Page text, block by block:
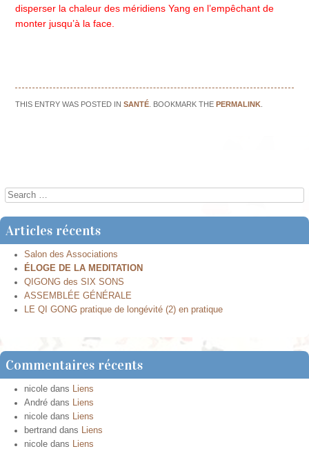
disperser la chaleur des méridiens Yang en l’empêchant de
monter jusqu’à la face.
THIS ENTRY WAS POSTED INSANTÉ . BOOKMARK THEPERMALINK
Post navigation
Search
Articles récents
Salon des Associations
ÉLOGE DE LA MEDITATION
QIGONG des SIX SONS
ASSEMBLÉE GÉNÉRALE
LE QI GONG pratique de longévité (2) en pratique
Commentaires récents
nicole dans Liens
André dans Liens
nicole dans Liens
bertrand dans Liens
nicole dans Liens